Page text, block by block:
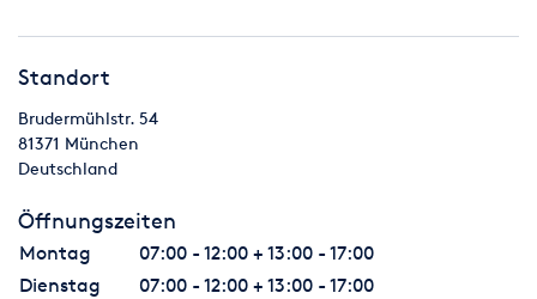
Standort
Brudermühlstr. 54
81371 München
Deutschland
Öffnungszeiten
Montag
07:00 - 12:00 + 13:00 - 17:00
Dienstag
07:00 - 12:00 + 13:00 - 17:00